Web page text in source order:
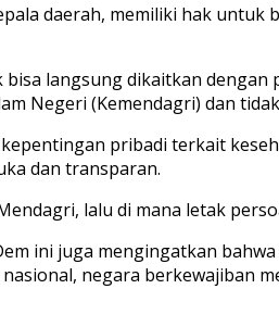
daerah, memiliki hak
langsung dikaitkan
Negeri (Kemendagri) dan
pribadi terkait
dan transparan.
lalu di mana letak
ini juga mengingatkan
negara berkewajiban